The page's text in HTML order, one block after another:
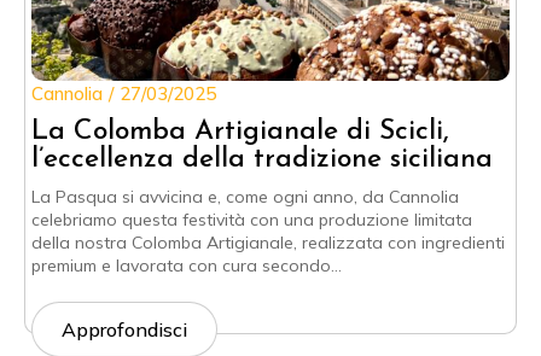
La Colomba Artigianale di Scicli,
l’eccellenza della tradizione siciliana
Cannolia 27/03/2025
La Pasqua si avvicina e, come ogni anno, da Cannolia
celebriamo questa festività con una produzione limitata
della nostra Colomba Artigianale, realizzata con ingredienti
premium e lavorata con cura secondo…
Approfondisci